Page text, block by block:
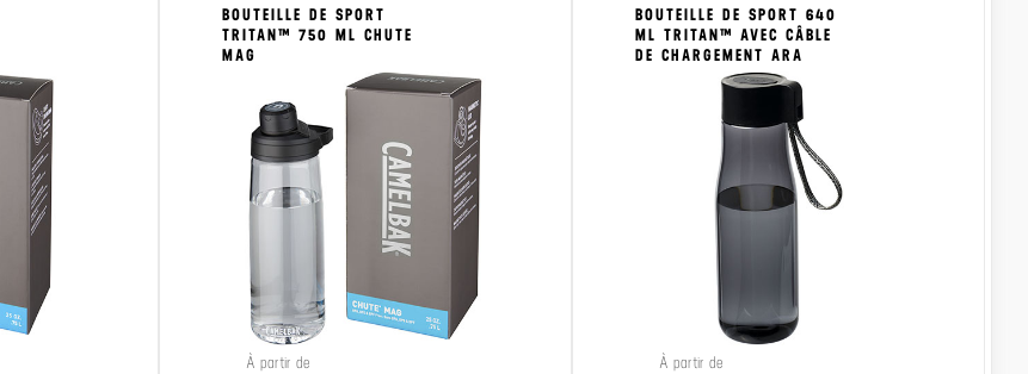
BOUTEILLE DE SPORT
TRITAN™ 750 ML CHUTE
MAG
À partir de
BOUTEILLE DE SPORT 640
ML TRITAN™ AVEC CÂBLE
DE CHARGEMENT ARA
À partir de